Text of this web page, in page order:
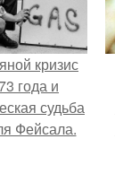
кризис
года и
судьба
Фейсала.